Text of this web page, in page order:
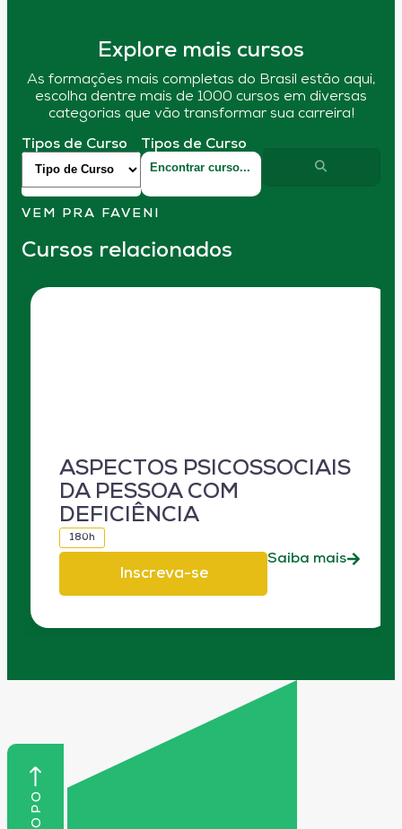
Explore mais cursos
As formações mais completas do Brasil estão aqui,
escolha dentre mais de 1000 cursos em diversas
categorias que vão transformar sua carreira!
Tipos de Curso Tipos de Curso
VEM PRA FAVENI
Cursos relacionados
ASPECTOS PSICOSSOCIAIS
DA PESSOA COM
DEFICIÊNCIA
180h
Inscreva-se
Saiba mais